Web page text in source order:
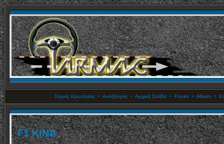
Συχνές Ερωτήσεις • Αναζήτηση • Αρχική Σελίδα• Forum• Album•
F1 ΚΙΝΑ